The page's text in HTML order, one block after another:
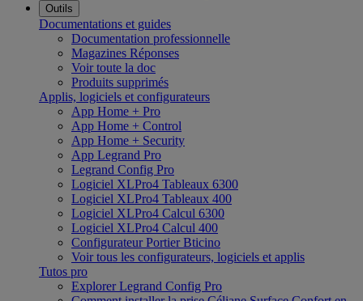
Outils
Documentations et guides
Documentation professionnelle
Magazines Réponses
Voir toute la doc
Produits supprimés
Applis, logiciels et configurateurs
App Home + Pro
App Home + Control
App Home + Security
App Legrand Pro
Legrand Config Pro
Logiciel XLPro4 Tableaux 6300
Logiciel XLPro4 Tableaux 400
Logiciel XLPro4 Calcul 6300
Logiciel XLPro4 Calcul 400
Configurateur Portier Bticino
Voir tous les configurateurs, logiciels et applis
Tutos pro
Explorer Legrand Config Pro